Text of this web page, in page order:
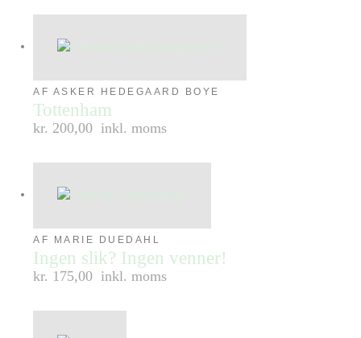
AF ASKER HEDEGAARD BOYE
Tottenham
kr. 200,00 inkl. moms
AF MARIE DUEDAHL
Ingen slik? Ingen venner!
kr. 175,00 inkl. moms